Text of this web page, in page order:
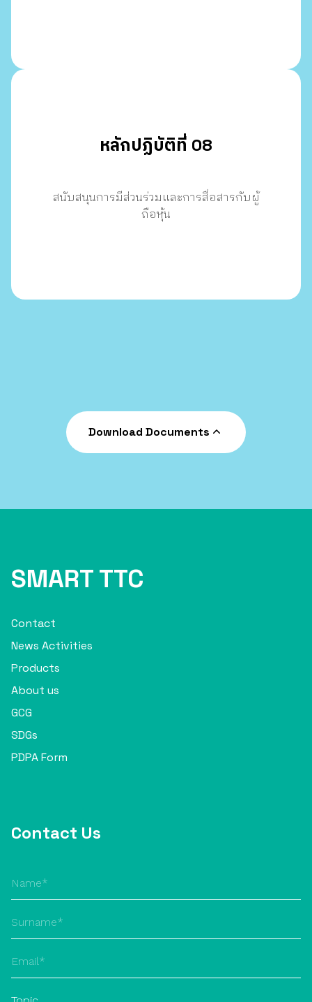
หลักปฏิบัติที่ 08
สนับสนุนการมีส่วนร่วมและการสื่อสารกับผู้
ถือหุ้น
Download Documents
SMART TTC
Contact
News Activities
Products
About us
GCG
SDGs
PDPA Form
Contact Us